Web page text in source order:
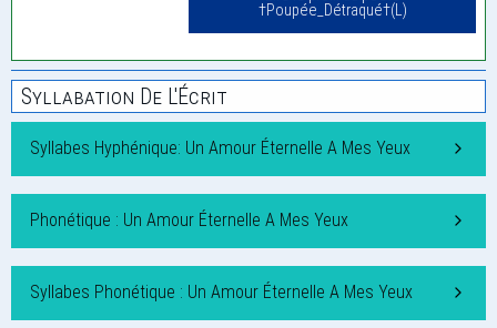
†Poupée_Détraqué†(L)
Syllabation De L'Écrit
Syllabes Hyphénique: Un Amour Éternelle A Mes Yeux
Phonétique : Un Amour Éternelle A Mes Yeux
Syllabes Phonétique : Un Amour Éternelle A Mes Yeux